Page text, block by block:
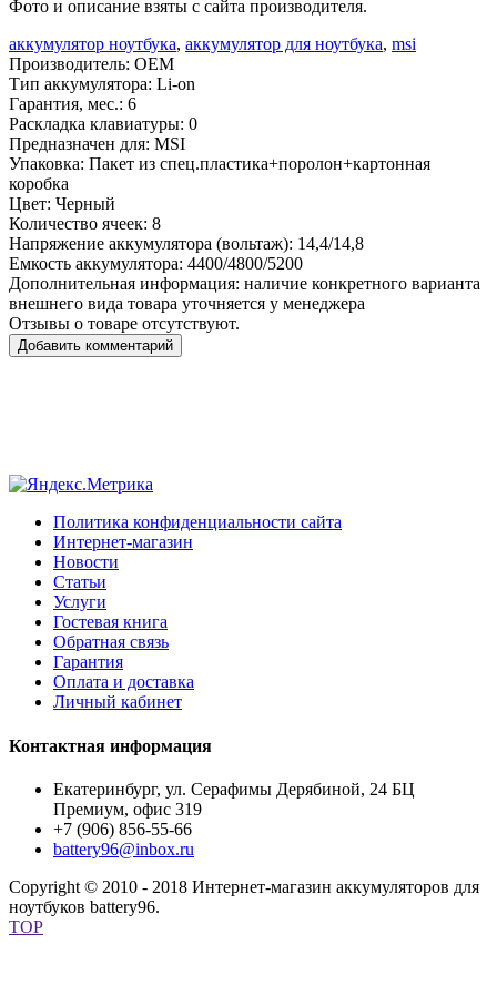
Фото и описание взяты с сайта производителя.
аккумулятор ноутбука, аккумулятор для ноутбука, msi
Производитель: OEM
Тип аккумулятора: Li-on
Гарантия, мес.: 6
Раскладка клавиатуры: 0
Предназначен для: MSI
Упаковка: Пакет из спец.пластика+поролон+картонная
коробка
Цвет: Черный
Количество ячеек: 8
Напряжение аккумулятора (вольтаж): 14,4/14,8
Емкость аккумулятора: 4400/4800/5200
Дополнительная информация: наличие конкретного варианта
внешнего вида товара уточняется у менеджера
Отзывы о товаре отсутствуют.
Добавить комментарий
Политика конфиденциальности сайта
Интернет-магазин
Новости
Статьи
Услуги
Гостевая книга
Обратная связь
Гарантия
Оплата и доставка
Личный кабинет
Контактная информация
Екатеринбург, ул. Серафимы Дерябиной, 24 БЦ
Премиум, офис 319
+7 (906) 856-55-66
battery96@inbox.ru
Copyright © 2010 - 2018 Интернет-магазин аккумуляторов для
ноутбуков battery96.
TOP